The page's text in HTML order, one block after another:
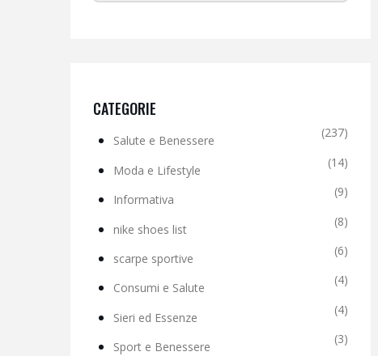
CATEGORIE
Salute e Benessere
(237)
Moda e Lifestyle
(14)
Informativa
(9)
nike shoes list
(8)
scarpe sportive
(6)
Consumi e Salute
(4)
Sieri ed Essenze
(4)
Sport e Benessere
(3)